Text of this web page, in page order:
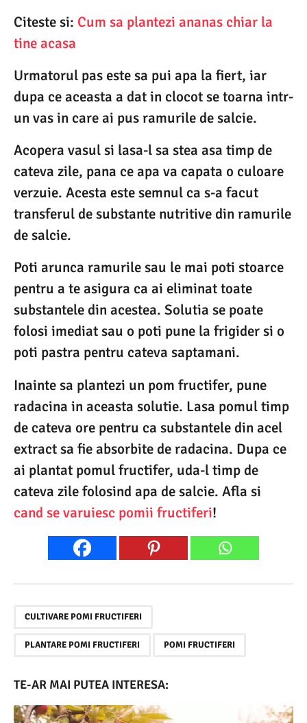
Citeste si: Cum sa plantezi ananas chiar la
tine acasa
Urmatorul pas este sa pui apa la fiert, iar
dupa ce aceasta a dat in clocot se toarna intr-
un vas in care ai pus ramurile de salcie.
Acopera vasul si lasa-l sa stea asa timp de
cateva zile, pana ce apa va capata o culoare
verzuie. Acesta este semnul ca s-a facut
transferul de substante nutritive din ramurile
de salcie.
Poti arunca ramurile sau le mai poti stoarce
pentru a te asigura ca ai eliminat toate
substantele din acestea. Solutia se poate
folosi imediat sau o poti pune la frigider si o
poti pastra pentru cateva saptamani.
Inainte sa plantezi un pom fructifer, pune
radacina in aceasta solutie. Lasa pomul timp
de cateva ore pentru ca substantele din acel
extract sa fie absorbite de radacina. Dupa ce
ai plantat pomul fructifer, uda-l timp de
cateva zile folosind apa de salcie. Afla si
cand se varuiesc pomii fructiferi!
CULTIVARE POMI FRUCTIFERI
PLANTARE POMI FRUCTIFERI POMI FRUCTIFERI
TE-AR MAI PUTEA INTERESA: